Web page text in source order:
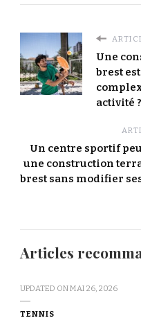
Une
brest
activité ?
Un centre sportif
une construction
brest sans modifier
Articles
UPDATED ONMAI 26, 2026
TENNIS